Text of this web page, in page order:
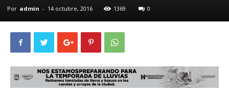
Por admin - 14 octubre, 2016 1369 0